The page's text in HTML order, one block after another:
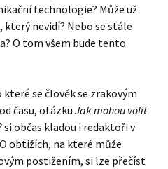
technologie? Může už
nevidí? Nebo se stále
O tom všem bude tento
se člověk se zrakovým
času, otázku Jak mohou volit
si občas kladou i redaktoři v
obtížích, na které může
postižením, si lze přečíst